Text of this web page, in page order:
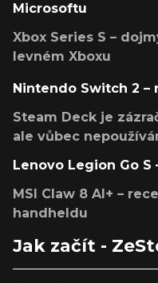
Microsoftu
Xbox Series S –
levném Xboxu
Nintendo Switch 2 –
Steam Deck je
ale vůbec
Lenovo Legion Go S
MSI Claw 8 AI+ –
handheldu
Jak začít -